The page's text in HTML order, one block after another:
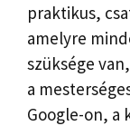
praktikus,
amelyre
szüksége
a
Google-on, a